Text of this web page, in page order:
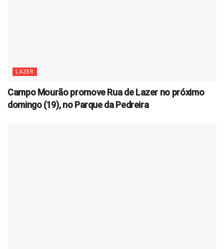
LAZER
Campo Mourão promove Rua de Lazer no próximo
domingo (19), no Parque da Pedreira